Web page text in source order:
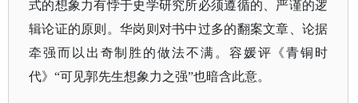
式的想象力有悖于史学研究所必须遵循的、严谨的逻
辑论证的原则。华岗则对书中过多的翻案文章、论据
牵强而以出奇制胜的做法不满。容媛评《青铜时
代》“可见郭先生想象力之强”也暗含此意。